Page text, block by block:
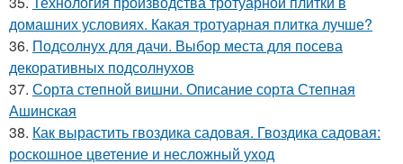
домашних условиях. Какая тротуарная плитка лучше?
36. Подсолнух для дачи. Выбор места для посева
декоративных подсолнухов
37. Сорта степной вишни. Описание сорта Степная
Ашинская
38. Как вырастить гвоздика садовая. Гвоздика садовая:
роскошное цветение и несложный уход